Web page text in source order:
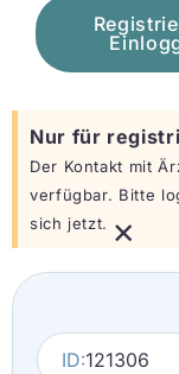
Nur für
Der Kontakt mit
verfügbar. Bitte
sich jetzt. ×
ID:121306